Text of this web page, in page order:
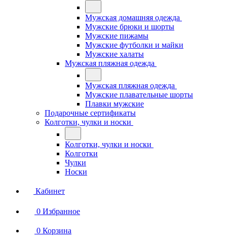
Мужская домашняя одежда
Мужские брюки и шорты
Мужские пижамы
Мужские футболки и майки
Мужские халаты
Мужская пляжная одежда
Мужская пляжная одежда
Мужские плавательные шорты
Плавки мужские
Подарочные сертификаты
Колготки, чулки и носки
Колготки, чулки и носки
Колготки
Чулки
Носки
Кабинет
0 Избранное
0 Корзина